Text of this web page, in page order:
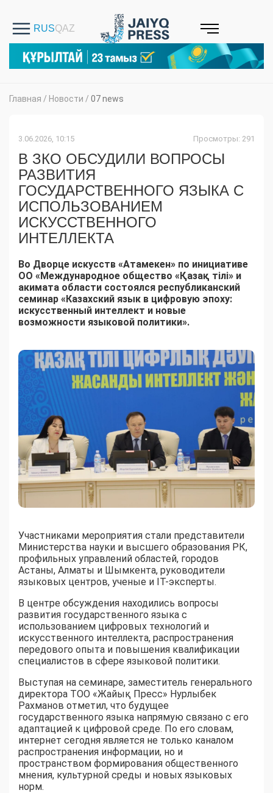
Главная / Новости / 07 news
3.06.2026, 10:15 Просмотры: 291
В ЗКО ОБСУДИЛИ ВОПРОСЫ
РАЗВИТИЯ
ГОСУДАРСТВЕННОГО ЯЗЫКА С
ИСПОЛЬЗОВАНИЕМ
ИСКУССТВЕННОГО
ИНТЕЛЛЕКТА
Во Дворце искусств «Атамекен» по инициативе
ОО «Международное общество «Қазақ тілі» и
акимата области состоялся республиканский
семинар «Казахский язык в цифровую эпоху:
искусственный интеллект и новые
возможности языковой политики».
Участниками мероприятия стали представители
Министерства науки и высшего образования РК,
профильных управлений областей, городов
Астаны, Алматы и Шымкента, руководители
языковых центров, ученые и IT-эксперты.
В центре обсуждения находились вопросы
развития государственного языка с
использованием цифровых технологий и
искусственного интеллекта, распространения
передового опыта и повышения квалификации
специалистов в сфере языковой политики.
Выступая на семинаре, заместитель генерального
директора ТОО «Жайық Пресс» Нурлыбек
Рахманов отметил, что будущее
государственного языка напрямую связано с его
адаптацией к цифровой среде. По его словам,
интернет сегодня является не только каналом
распространения информации, но и
пространством формирования общественного
мнения, культурной среды и новых языковых
норм.